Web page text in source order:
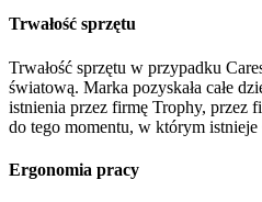
Trwałość sprzętu
Trwałość sprzętu w przypadku
światową. Marka pozyskała całe
istnienia przez firmę Trophy, przez
do tego momentu, w którym istnieje
Ergonomia pracy